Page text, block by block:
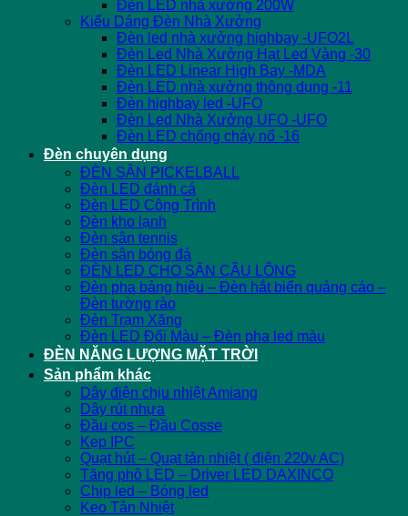
Đèn LED nhà xưởng 200W
Kiểu Dáng Đèn Nhà Xưởng
Đèn led nhà xưởng highbay -UFO2L
Đèn Led Nhà Xưởng Hạt Led Vàng -30
Đèn LED Linear High Bay -MDA
Đèn LED nhà xưởng thông dụng -11
Đèn highbay led -UFO
Đèn Led Nhà Xưởng UFO -UFO
Đèn LED chống cháy nổ -16
Đèn chuyên dụng
ĐÈN SÂN PICKELBALL
Đèn LED đánh cá
Đèn LED Công Trình
Đèn kho lạnh
Đèn sân tennis
Đèn sân bóng đá
ĐÈN LED CHO SÂN CẦU LÔNG
Đèn pha bảng hiệu – Đèn hắt biển quảng cáo –
Đèn tường rào
Đèn Trạm Xăng
Đèn LED Đổi Màu – Đèn pha led màu
ĐÈN NĂNG LƯỢNG MẶT TRỜI
Sản phẩm khác
Dây điện chịu nhiệt Amiang
Dây rút nhựa
Đầu cos – Đầu Cosse
Kẹp IPC
Quạt hút – Quạt tản nhiệt ( điện 220v AC)
Tăng phô LED – Driver LED DAXINCO
Chip led – Bóng led
Keo Tản Nhiệt